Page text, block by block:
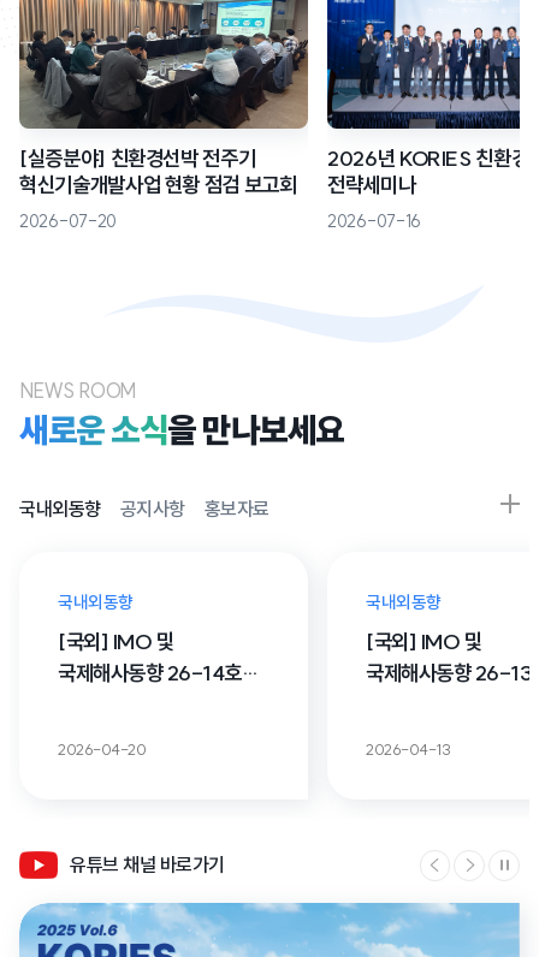
[실증분야] 친환경선박 전주기
혁신기술개발사업 현황 점검 보고회
2026-07-20
2026년 KORIES 친환경
전략세미나
2026-07-16
NEWS ROOM
새로운 소식을 만나보세요
국내외동향
국내외동향
[국외] IMO 및
국제해사동향 26-14호
2026-04-20
국내외동향
[국외] IMO 및
국제해사동향 26-13
2026-04-13
공지사항 홍보자료
유튜브 채널 바로가기